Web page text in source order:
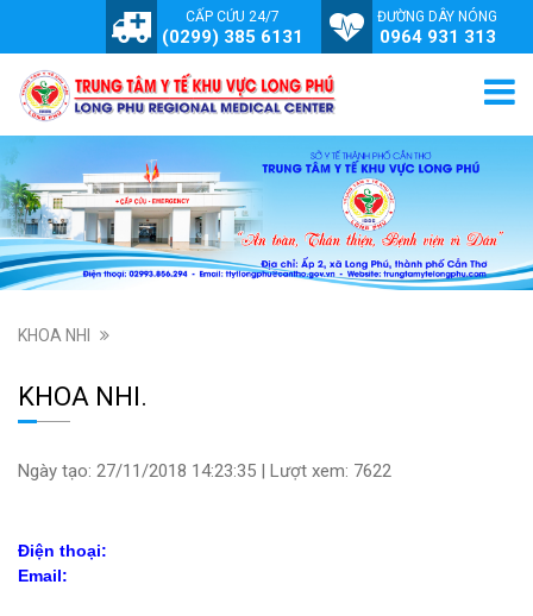
CẤP CỨU 24/7
(0299) 385 6131
ĐƯỜNG DÂY NÓNG
0964 931 313
KHOA NHI
KHOA NHI.
Ngày tạo: 27/11/2018 14:23:35 | Lượt xem: 7622
Điện thoại:
Email: